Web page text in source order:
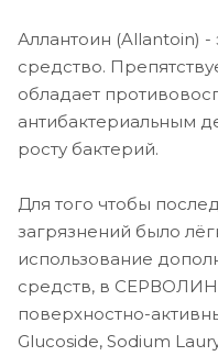
Аллантоин (Allantoin)
средство.
обладает
антибактериальным
росту бактерий.
Для того чтобы
загрязнений было
использование
средств, в
поверхностно-
Glucoside, Sodium